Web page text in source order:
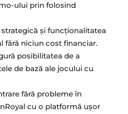
ului prin folosind
și funcționalitatea
fără niciun cost financiar.
posibilitatea de a
de bază ale jocului cu
fără probleme în
cu o platformă ușor